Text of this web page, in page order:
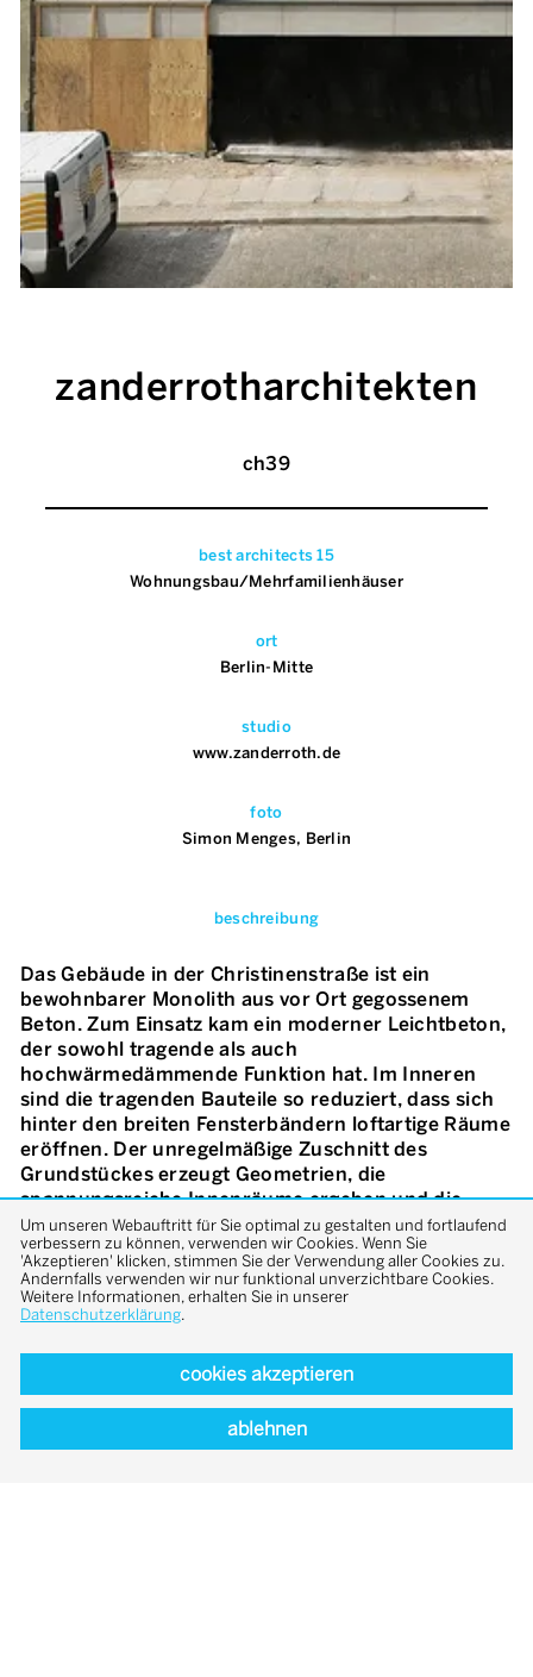
zanderrotharchitekten
ch39
best architects 15
Wohnungsbau/Mehrfamilienhäuser
ort
Berlin-Mitte
studio
www.zanderroth.de
foto
Simon Menges, Berlin
beschreibung
Das Gebäude in der Christinenstraße ist ein
bewohnbarer Monolith aus vor Ort gegossenem
Beton. Zum Einsatz kam ein moderner Leichtbeton,
der sowohl tragende als auch
hochwärmedämmende Funktion hat. Im Inneren
sind die tragenden Bauteile so reduziert, dass sich
hinter den breiten Fensterbändern loftartige Räume
eröffnen. Der unregelmäßige Zuschnitt des
Grundstückes erzeugt Geometrien, die
spannungsreiche Innenräume ergeben und die
äußere Gestaltgebung prägen. Auf Grund der
geschossweisen Gliederung und der
zurückhaltenden Farbigkeit fügt sich der Körper in
die umgebende gründerzeitliche Bebauung ein.
Gleichzeitig grenzt er sich durch seine großzügigen
Öffnungen und die sichtbare Schwere des Materials
Um unseren Webauftritt für Sie optimal zu gestalten und fortlaufend
verbessern zu können, verwenden wir Cookies. Wenn Sie
'Akzeptieren' klicken, stimmen Sie der Verwendung aller Cookies zu.
Andernfalls verwenden wir nur funktional unverzichtbare Cookies.
Weitere Informationen, erhalten Sie in unserer
Datenschutzerklärung.
cookies akzeptieren
ablehnen